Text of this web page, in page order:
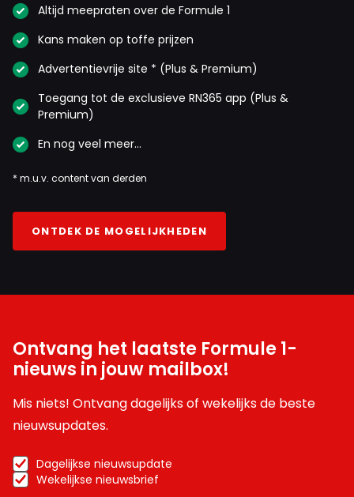
Altijd meepraten over de Formule 1
Kans maken op toffe prijzen
Advertentievrije site * (Plus & Premium)
Toegang tot de exclusieve RN365 app (Plus &
Premium)
En nog veel meer…
* m.u.v. content van derden
ONTDEK DE MOGELIJKHEDEN
Ontvang het laatste Formule 1-
nieuws in jouw mailbox!
Mis niets! Ontvang dagelijks of wekelijks de beste
nieuwsupdates.
Dagelijkse nieuwsupdate
Wekelijkse nieuwsbrief